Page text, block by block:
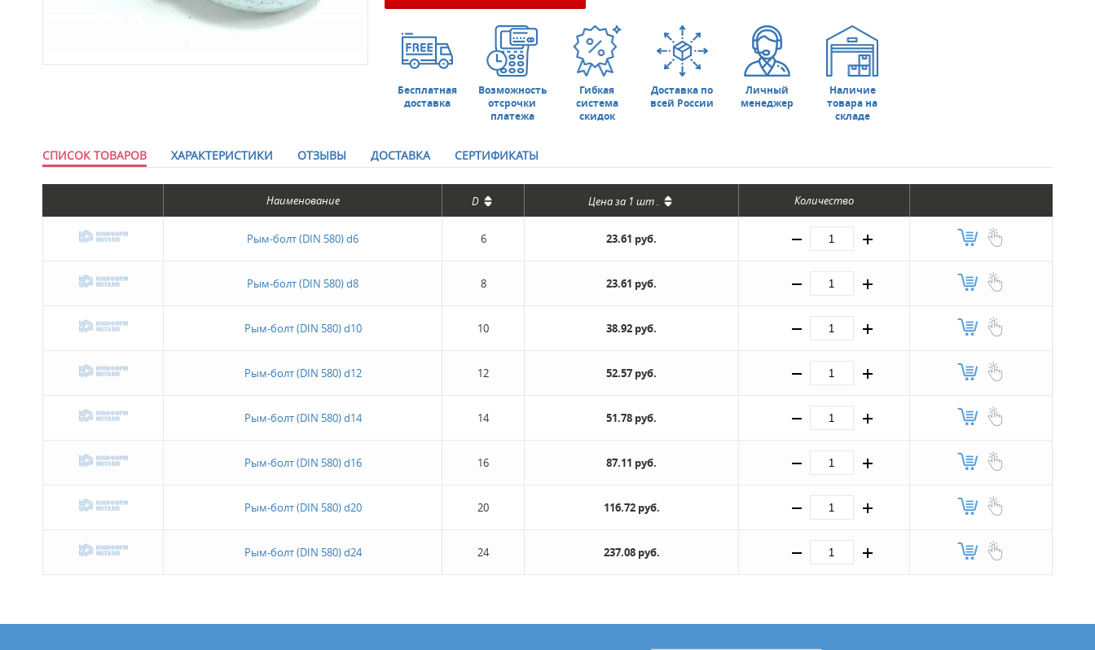
Бесплатная
доставка
Возможность
отсрочки
платежа
Гибкая
система
скидок
Доставка по
всей России
Личный
менеджер
Наличие
товара на
складе
СПИСОК ТОВАРОВ ХАРАКТЕРИСТИКИ ОТЗЫВЫ ДОСТАВКА СЕРТИФИКАТЫ
Наименование D Цена за 1 шт. Количество
Рым-болт (DIN 580) d6 6 23.61 руб.
Рым-болт (DIN 580) d8 8 23.61 руб.
Рым-болт (DIN 580) d10 10 38.92 руб.
Рым-болт (DIN 580) d12 12 52.57 руб.
Рым-болт (DIN 580) d14 14 51.78 руб.
Рым-болт (DIN 580) d16 16 87.11 руб.
Рым-болт (DIN 580) d20 20 116.72 руб.
Рым-болт (DIN 580) d24 24 237.08 руб.